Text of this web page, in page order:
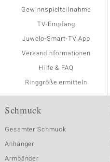
Gewinnspielteilnahme
TV-Empfang
Juwelo-Smart-TV App
Versandinformationen
Hilfe & FAQ
Ringgröße ermitteln
Schmuck
Gesamter Schmuck
Anhänger
Armbänder